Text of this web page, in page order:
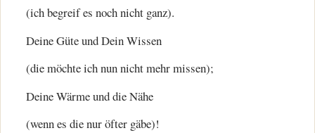
(ich begreif es noch nicht ganz).
Deine Güte und Dein Wissen
(die möchte ich nun nicht mehr missen);
Deine Wärme und die Nähe
(wenn es die nur öfter gäbe)!